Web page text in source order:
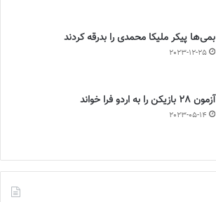
بمی‌ها پیکر ملیکا محمدی را بدرقه کردند
2023-12-25
آزمون 28 بازیکن را به اردو فرا خواند
2023-05-14